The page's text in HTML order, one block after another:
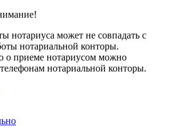
нотариуса может не совпадать с
нотариальной конторы.
приеме нотариусом можно
нотариальной конторы.